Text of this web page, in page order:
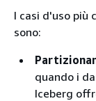
I casi d'uso più
sono:
quando i
Iceberg